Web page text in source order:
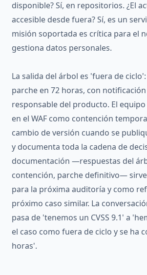
disponible? Sí, en repositorios. ¿El
accesible desde fuera? Sí, es un
misión soportada es crítica para el
gestiona datos personales.
La salida del árbol es 'fuera de
parche en 72 horas, con notificación
responsable del producto. El
en el WAF como contención
cambio de versión cuando se
y documenta toda la cadena de
documentación —respuestas del
contención, parche definitivo—
para la próxima auditoría y como
próximo caso similar. La
pasa de 'tenemos un CVSS 9.1' a
el caso como fuera de ciclo y se ha
horas'.